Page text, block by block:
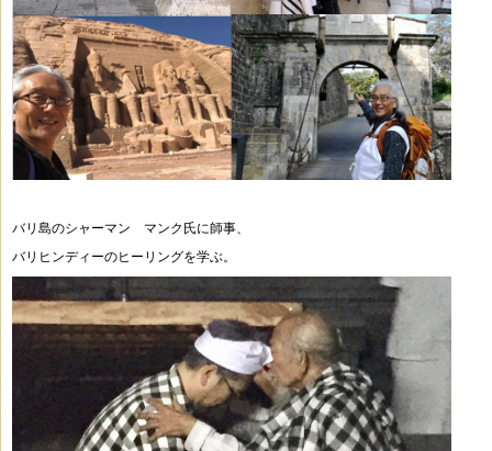
バリ島のシャーマン マンク氏に師事、
バリヒンディーのヒーリングを学ぶ。